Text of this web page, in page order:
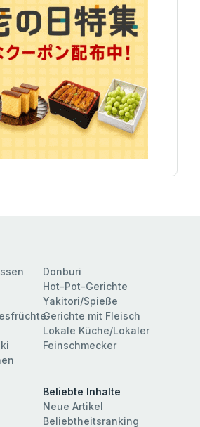
Donburi
Hot-Pot-Gerichte
Yakitori/Spieße
Gerichte mit Fleisch
Lokale Küche/Lokaler
Feinschmecker
Beliebte Inhalte
Neue Artikel
Beliebtheitsranking